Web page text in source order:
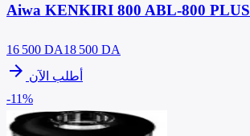
Aiwa KENKIRI 800 ABL-800 PLUS
16 500 DA18 500 DA
arrow_forward أطلب الآن
-11%